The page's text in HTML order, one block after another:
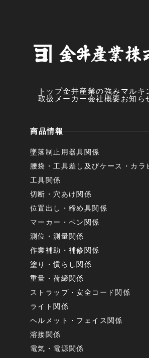
トップ金井産業の強み マルキ
取扱メーカー会社概要お知ら
商品情報
墜落制止用器具関係
腰袋・工具差し及びケース・カラ
工具関係
切断・穴あけ関係
位置出し・締め具関係
マーカー・ペン関係
測位・測量関係
作業補助・補修関係
塗り・慣らし関係
重量・荷締関係
ストラップ・安全コード関係
ライト関係
ヘルメット・フェイス関係
溶接関係
電気・電源関係